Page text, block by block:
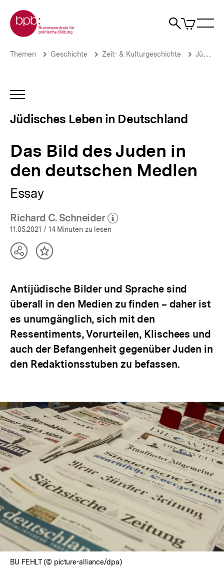
zum
Seiteninhalt
springen
Zur Startseite der bpb
Suche
Artikel
im
Das
den
deutschen
Medien
Leben
Deutschland
Vergangenheit
Gegenwart
bpb.de
Brotkrümelnavigation
Pfadnavigation
Themen Geschichte Zeit- & Kulturgeschichte Jüdisches Leben in Deutschland
INHALTSNAVIGATION
Jüdisches Leben in Deutschland
Das Bild des Juden in
den deutschen Medien
Essay
Richard C. Schneider
(Mehr zum Autor)
öffnen
11.05.2021 / 14 Minuten zu lesen
TeilenInhalt
Antijüdische Bilder und Sprache sind
überall in den Medien zu finden – daher ist
es unumgänglich, sich mit den
Ressentiments, Vorurteilen, Klischees und
auch der Befangenheit gegenüber Juden in
den Redaktionsstuben zu befassen.
BU FEHLT (© picture-alliance/dpa)